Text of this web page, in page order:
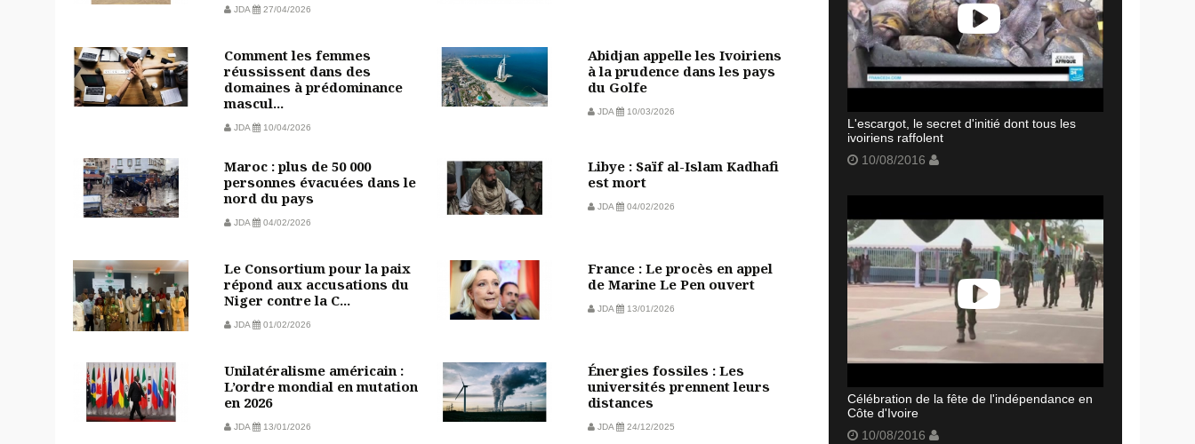
JDA 27/04/2026
Comment les femmes
réussissent dans des
domaines à prédominance
mascul...
JDA 10/04/2026
Abidjan appelle les Ivoiriens
à la prudence dans les pays
du Golfe
JDA 10/03/2026
Maroc : plus de 50 000
personnes évacuées dans le
nord du pays
JDA 04/02/2026
Libye : Saïf al-Islam Kadhafi
est mort
JDA 04/02/2026
Le Consortium pour la paix
répond aux accusations du
Niger contre la C...
JDA 01/02/2026
France : Le procès en appel
de Marine Le Pen ouvert
JDA 13/01/2026
Unilatéralisme américain :
L’ordre mondial en mutation
en 2026
JDA 13/01/2026
Énergies fossiles : Les
universités prennent leurs
distances
JDA 24/12/2025
L'escargot, le secret d'initié dont tous les
ivoiriens raffolent
10/08/2016
Célébration de la fête de l'indépendance en
Côte d'Ivoire
10/08/2016